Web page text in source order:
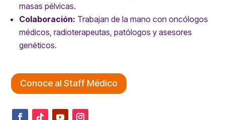
masas pélvicas.
Colaboración: Trabajan de la mano con oncólogos
médicos, radioterapeutas, patólogos y asesores
genéticos.
Conoce al Staff Médico